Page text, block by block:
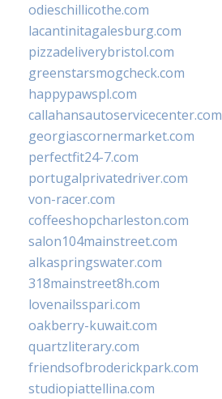
odieschillicothe.com
lacantinitagalesburg.com
pizzadeliverybristol.com
greenstarsmogcheck.com
happypawspl.com
callahansautoservicecenter.com
georgiascornermarket.com
perfectfit24-7.com
portugalprivatedriver.com
von-racer.com
coffeeshopcharleston.com
salon104mainstreet.com
alkaspringswater.com
318mainstreet8h.com
lovenailsspari.com
oakberry-kuwait.com
quartzliterary.com
friendsofbroderickpark.com
studiopiattellina.com